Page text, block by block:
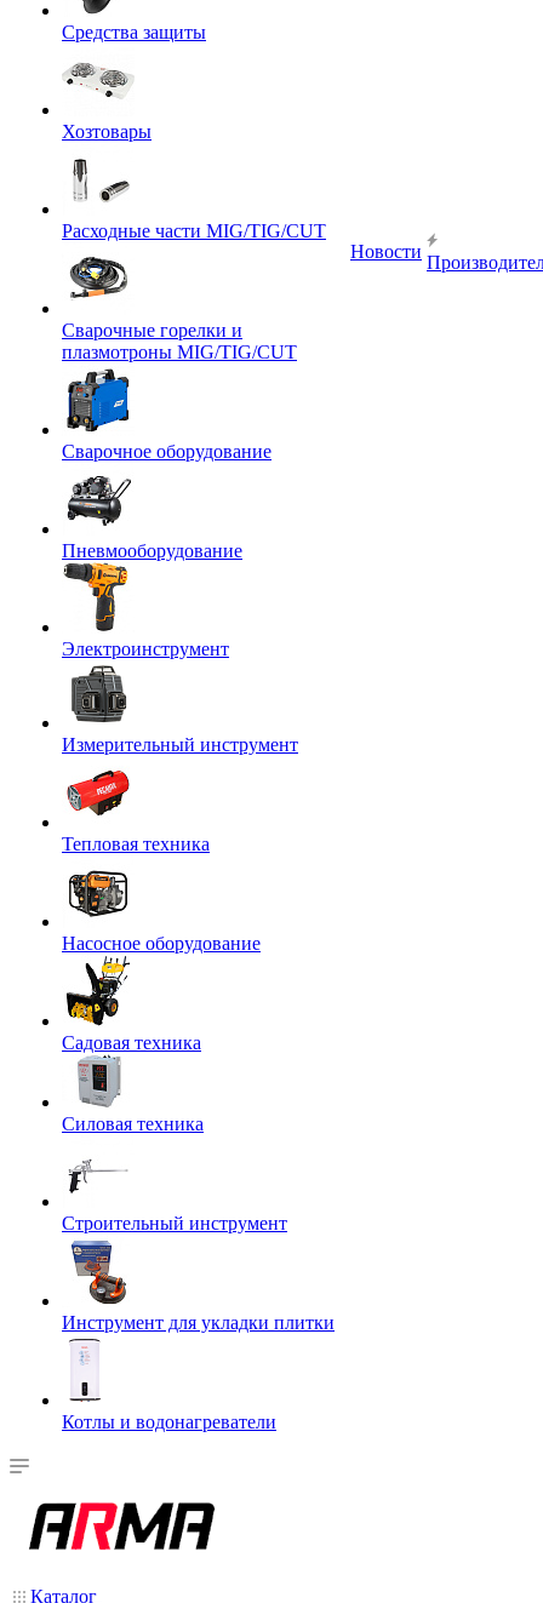
Средства защиты
Хозтовары
Расходные части MIG/TIG/CUT
Сварочные горелки и
плазмотроны MIG/TIG/CUT
Сварочное оборудование
Пневмооборудование
Электроинструмент
Измерительный инструмент
Тепловая техника
Насосное оборудование
Садовая техника
Силовая техника
Строительный инструмент
Инструмент для укладки плитки
Котлы и водонагреватели
Новости
Каталог